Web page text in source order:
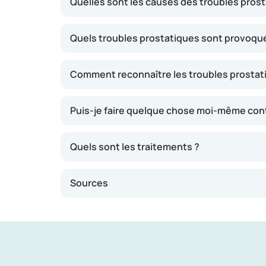
cette croissance passe inaperçue. Mais aux
Toutefois, tous les hommes ne sont pas
Quels troubles prostatiques sont
Comment reconnaître les troubles
Puis-je faire quelque chose moi-même
Quels sont les traitements ?
Sources